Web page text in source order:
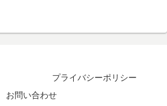
プライバシーポリシー
お問い合わせ